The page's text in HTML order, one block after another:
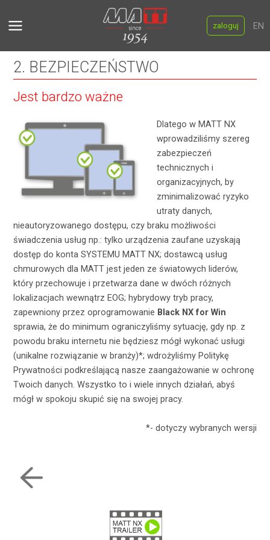
Menu
zaloguj EN
2. BEZPIECZEŃSTWO
Jest bardzo ważne
Dlatego w MATT NX
wprowadziliśmy szereg
zabezpieczeń
technicznych i
organizacyjnych, by
zminimalizować ryzyko
utraty danych,
nieautoryzowanego dostępu, czy braku możliwości
świadczenia usług np.: tylko urządzenia zaufane uzyskają
dostęp do konta SYSTEMU MATT NX; dostawcą usług
chmurowych dla MATT jest jeden ze światowych liderów,
który przechowuje i przetwarza dane w dwóch różnych
lokalizacjach wewnątrz EOG; hybrydowy tryb pracy,
zapewniony przez oprogramowanie Black NX for Win
sprawia, że do minimum ograniczyliśmy sytuację, gdy np. z
powodu braku internetu nie będziesz mógł wykonać usługi
(unikalne rozwiązanie w branży)*; wdrożyliśmy Politykę
Prywatności podkreślającą nasze zaangażowanie w ochronę
Twoich danych. Wszystko to i wiele innych działań, abyś
mógł w spokoju skupić się na swojej pracy.
*- dotyczy wybranych wersji